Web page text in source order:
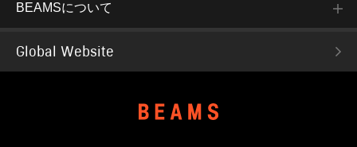
BEAMSについて
Global Website